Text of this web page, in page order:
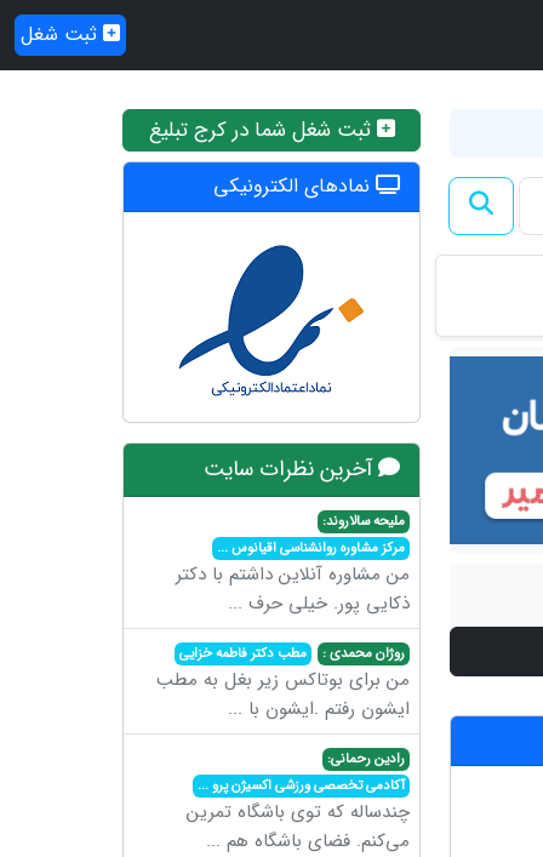
ثبت شغل
ثبت شغل شما در کرج تبلیغ
نمادهای الکترونیکی
آخرین نظرات سایت
ملیحه سالاروند:
مرکز مشاوره روانشناسی اقیانوس...
من مشاوره آنلاین داشتم با دکتر
ذکایی پور. خیلی حرف ...
روژان محمدی : مطب دکتر فاطمه خزایی
من برای بوتاکس زیر بغل به مطب
ایشون رفتم .ایشون با ...
رادین رحمانی:
آکادمی تخصصی ورزشی اکسیژن پرو...
چندساله که توی باشگاه تمرین
می‌کنم. فضای باشگاه هم ...